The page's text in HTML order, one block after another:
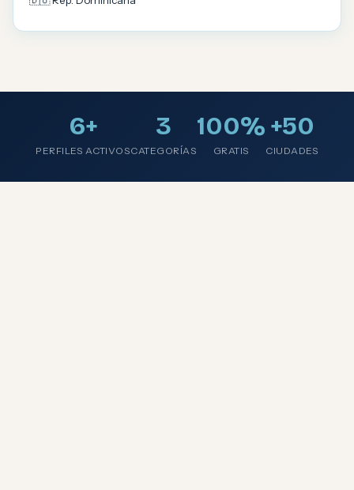
6+
PERFILES ACTIVOS
3
CATEGORÍAS
100%
GRATIS
+50
CIUDADES